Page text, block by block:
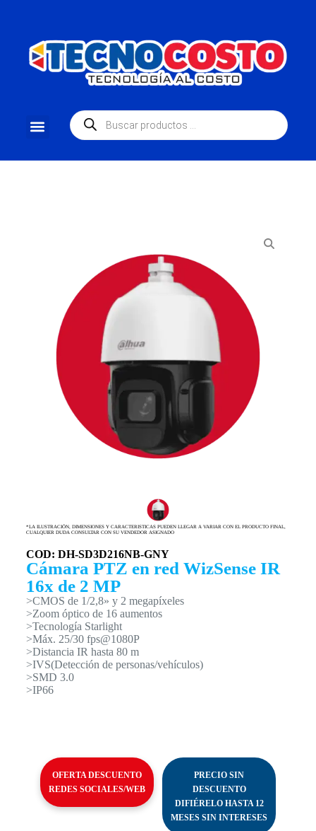
*LA ILUSTRACIÓN, DIMENSIONES Y CARACTERISTICAS PUEDEN LLEGAR A VARIAR CON EL PRODUCTO FINAL,
CUALQUIER DUDA CONSULTAR CON SU VENDEDOR ASIGNADO
COD: DH-SD3D216NB-GNY
Cámara PTZ en red WizSense IR
16x de 2 MP
>CMOS de 1/2,8» y 2 megapíxeles
>Zoom óptico de 16 aumentos
>Tecnología Starlight
>Máx. 25/30 fps@1080P
>Distancia IR hasta 80 m
>IVS(Detección de personas/vehículos)
>SMD 3.0
>IP66
OFERTA DESCUENTO
REDES SOCIALES/WEB
PRECIO SIN
DESCUENTO
DIFIÉRELO HASTA 12
MESES SIN INTERESES